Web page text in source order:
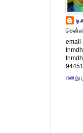
email
எனது